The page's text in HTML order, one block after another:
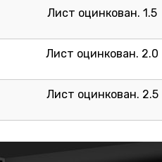
Лист оцинкован. 1.5
Лист оцинкован. 2.0
Лист оцинкован. 2.5